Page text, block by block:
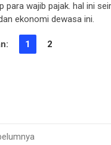
para wajib pajak. hal ini
ekonomi dewasa ini.
1 2